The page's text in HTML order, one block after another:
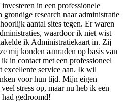
in een professionele
grondige research naar administratie
aantal sites tegen. Er waren
waardoor ik niet wist
ik Administratiekaart in. Zij
mij konden aanraden op basis van
in contact met een professioneel
excellente service aan. Ik wil
voor hun tijd. Mijn eigen
stress op, maar nu heb ik een
gedroomd!